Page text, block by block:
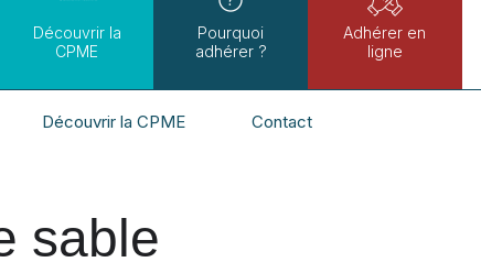
Découvrir la
CPME
Pourquoi
adhérer ?
Adhérer en
ligne
Découvrir la CPME Contact
sable